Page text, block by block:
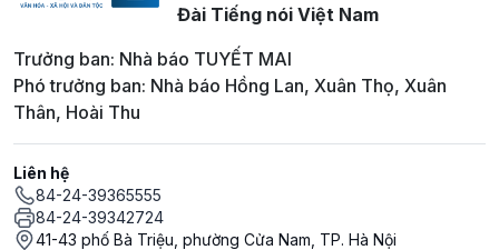
Đài Tiếng nói Việt Nam
Trưởng ban: Nhà báo TUYẾT MAI
Phó trưởng ban: Nhà báo Hồng Lan, Xuân Thọ, Xuân
Thân, Hoài Thu
Liên hệ
84-24-39365555
84-24-39342724
41-43 phố Bà Triệu, phường Cửa Nam, TP. Hà Nội